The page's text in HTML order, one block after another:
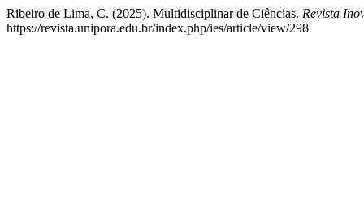
Ribeiro de Lima, C. (2025). Multidisciplinar de Ciências. Revista
https://revista.unipora.edu.br/index.php/ies/article/view/298